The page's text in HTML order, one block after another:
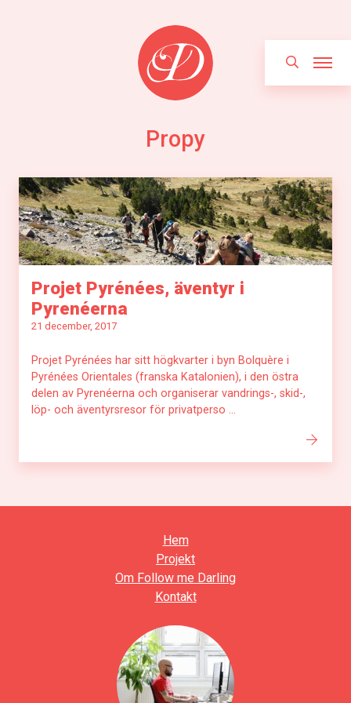
Propy
Projet Pyrénées, äventyr i
Pyrenéerna
21 december, 2017
Projet Pyrénées har sitt högkvarter i byn Bolquère i
Pyrénées Orientales (franska Katalonien), i den östra
delen av Pyrenéerna och organiserar vandrings-, skid-,
löp- och äventyrsresor för privatperso ...
Hem
Projekt
Om Follow me Darling
Kontakt